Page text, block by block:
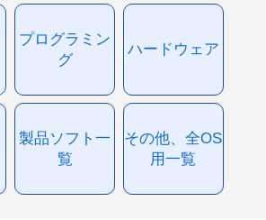
プログラミン
グ
ハードウェア
製品ソフト一
覧
その他、全OS
用一覧